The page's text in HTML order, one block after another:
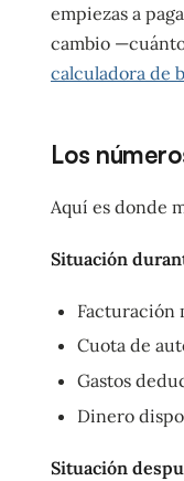
empiezas a
cambio
calculadora de
Los
Aquí es donde
Situación
Facturación
Cuota de
Gastos
Dinero
Situación